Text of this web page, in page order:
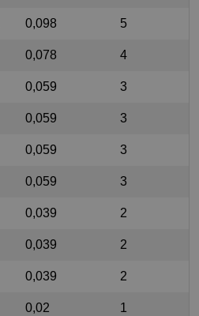
0,098 5
0,078 4
0,059 3
0,059 3
0,059 3
0,059 3
0,039 2
0,039 2
0,039 2
0,02 1